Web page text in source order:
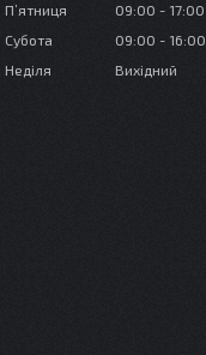
Пʼятниця
09:00
17:00
Субота
09:00
16:00
Неділя
Вихідний